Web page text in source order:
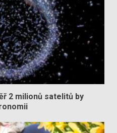
2 milionů satelitů by